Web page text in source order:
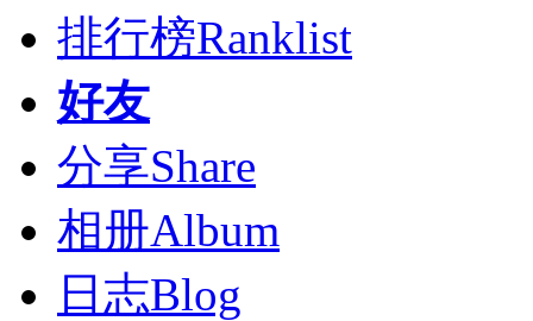
排行榜Ranklist
好友
分享Share
相册Album
日志Blog